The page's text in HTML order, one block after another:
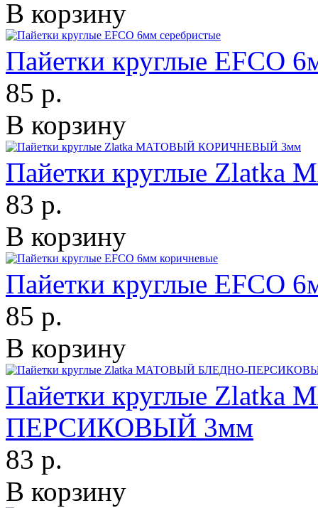
В корзину
Пайетки круглые EFCO
85 р.
В корзину
Пайетки круглые
83 р.
В корзину
Пайетки круглые EFCO
85 р.
В корзину
Пайетки круглые
ПЕРСИКОВЫЙ 3мм
83 р.
В корзину